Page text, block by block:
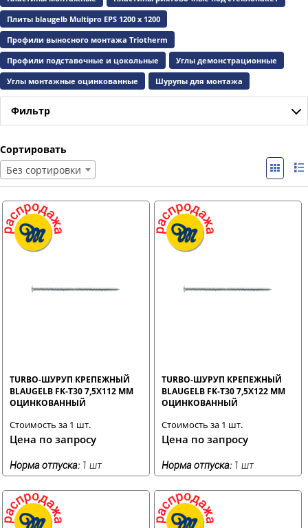
Плиты blaugelb Multipro EPS 1200 x 1200
Профили выносного монтажа Triotherm
Профили подставочные и цокольные
Углы демонстрационные
Углы монтажные оцинкованные
Шурупы для монтажа
Фильтр
Сортировать
Без сортировки
TURBO-ШУРУП КРЕПЕЖНЫЙ
BLAUGELB FK-T30 7,5X112 ММ
ОЦИНКОВАННЫЙ
Стоимость за 1 шт.
Цена по запросу
Норма отпуска: 1 шт
TURBO-ШУРУП КРЕПЕЖНЫЙ
BLAUGELB FK-T30 7,5X122 ММ
ОЦИНКОВАННЫЙ
Стоимость за 1 шт.
Цена по запросу
Норма отпуска: 1 шт